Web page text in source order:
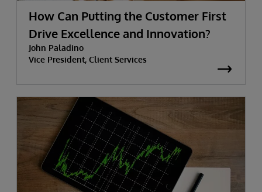
How Can Putting the Customer First
Drive Excellence and Innovation?
John Paladino
Vice President, Client Services